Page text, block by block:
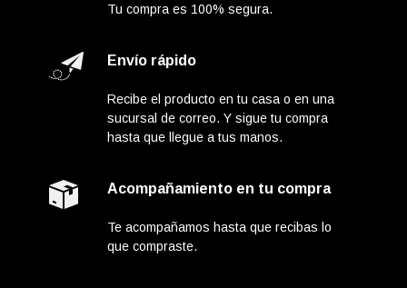
Tu compra es 100% segura.
Envío rápido
Recibe el producto en tu casa o en una
sucursal de correo. Y sigue tu compra
hasta que llegue a tus manos.
Acompañamiento en tu compra
Te acompañamos hasta que recibas lo
que compraste.